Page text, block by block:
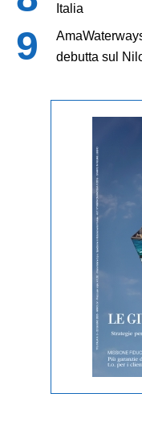
Italia
debutta sul